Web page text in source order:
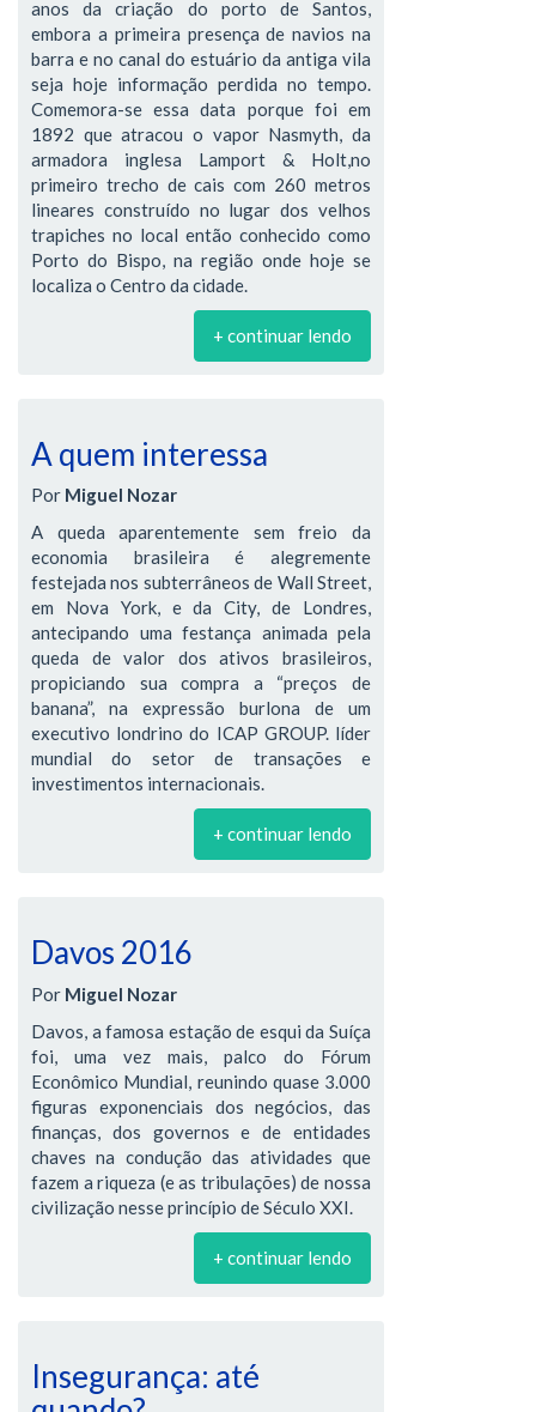
anos da criação do porto de Santos,
embora a primeira presença de navios na
barra e no canal do estuário da antiga vila
seja hoje informação perdida no tempo.
Comemora-se essa data porque foi em
1892 que atracou o vapor Nasmyth, da
armadora inglesa Lamport & Holt,no
primeiro trecho de cais com 260 metros
lineares construído no lugar dos velhos
trapiches no local então conhecido como
Porto do Bispo, na região onde hoje se
localiza o Centro da cidade.
+ continuar lendo
A quem interessa
Por Miguel Nozar
A queda aparentemente sem freio da
economia brasileira é alegremente
festejada nos subterrâneos de Wall Street,
em Nova York, e da City, de Londres,
antecipando uma festança animada pela
queda de valor dos ativos brasileiros,
propiciando sua compra a “preços de
banana”, na expressão burlona de um
executivo londrino do ICAP GROUP. líder
mundial do setor de transações e
investimentos internacionais.
+ continuar lendo
Davos 2016
Por Miguel Nozar
Davos, a famosa estação de esqui da Suíça
foi, uma vez mais, palco do Fórum
Econômico Mundial, reunindo quase 3.000
figuras exponenciais dos negócios, das
finanças, dos governos e de entidades
chaves na condução das atividades que
fazem a riqueza (e as tribulações) de nossa
civilização nesse princípio de Século XXI.
+ continuar lendo
Insegurança: até